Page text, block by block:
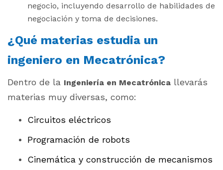
negocio, incluyendo desarrollo de habilidades de
negociación y toma de decisiones.
¿Qué materias estudia un
ingeniero en Mecatrónica?
Dentro de la Ingeniería en Mecatrónica llevarás
materias muy diversas, como:
Circuitos eléctricos
Programación de robots
Cinemática y construcción de mecanismos